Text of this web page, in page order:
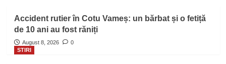
Accident rutier în Cotu Vameș: un bărbat și o fetiță
de 10 ani au fost răniți
August 8, 2026
0
STIRI